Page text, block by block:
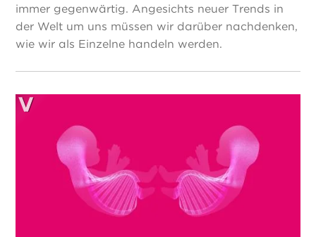
immer gegenwärtig. Angesichts neuer Trends in
der Welt um uns müssen wir darüber nachdenken,
wie wir als Einzelne handeln werden.